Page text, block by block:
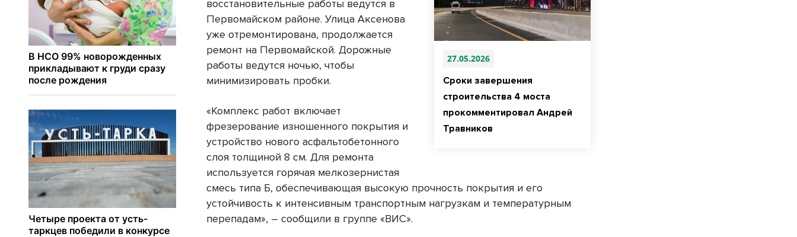
27.05.2026
Сроки завершения
строительства 4 моста
прокомментировал Андрей
Травников
восстановительные работы ведутся в
Первомайском районе. Улица Аксенова
уже отремонтирована, продолжается
ремонт на Первомайской. Дорожные
работы ведутся ночью, чтобы
минимизировать пробки.
«Комплекс работ включает
фрезерование изношенного покрытия и
устройство нового асфальтобетонного
слоя толщиной 8 см. Для ремонта
используется горячая мелкозернистая
смесь типа Б, обеспечивающая высокую прочность покрытия и его
устойчивость к интенсивным транспортным нагрузкам и температурным
перепадам», – сообщили в группе «ВИС».